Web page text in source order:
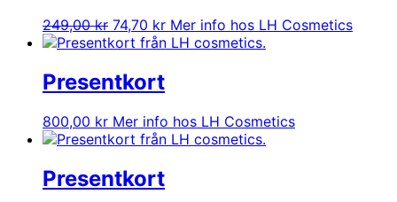
249,00kr Det
ursprungliga
var:
249,00 kr.
74,70 krDet
nuvarande
Mer info hos LH Cosmetics
Presentkort
800,00 kr Mer info hos LH Cosmetics
Presentkort